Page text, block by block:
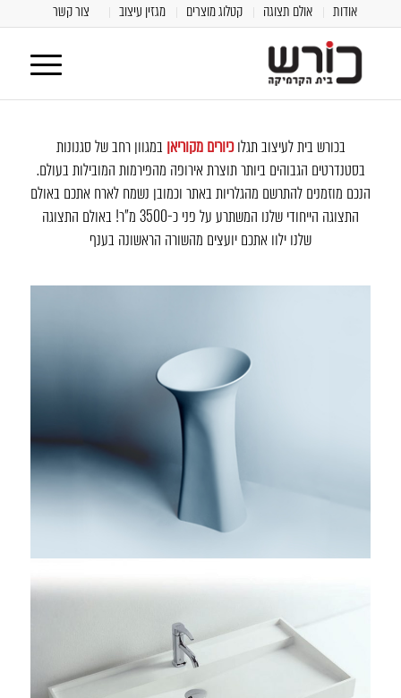
אודות אולם תצוגה קטלוג מוצרים מגזין עיצוב צור קשר
בכורש בית לעיצוב תגלוכיורים מקוריאן במגוון רחב של סגנונות
בסטנדרטים הגבוהים ביותר תוצרת אירופה מהפירמות המובילות בעולם.
הנכם מוזמנים להתרשם מהגלריות באתר וכמובן נשמח לארח אתכם באולם
התצוגה הייחודי שלנו המשתרע על פני כ-3500 מ"ר! באולם התצוגה
שלנו ילוו אתכם יועצים מהשורה הראשונה בענף